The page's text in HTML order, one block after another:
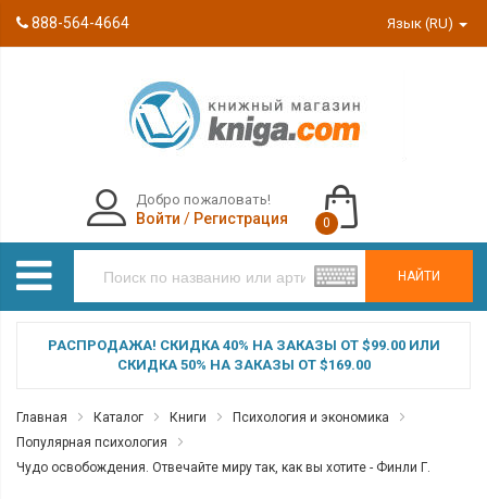
888-564-4664 Язык (RU)
НАЙТИ
Добро пожаловать!
Войти / Регистрация 0
РАСПРОДАЖА! СКИДКА 40% НА ЗАКАЗЫ ОТ $99.00 ИЛИ
СКИДКА 50% НА ЗАКАЗЫ ОТ $169.00
Главная Каталог Книги
Психология и экономика
Популярная психология
Чудо освобождения. Отвечайте миру так, как вы хотите - Финли Г.